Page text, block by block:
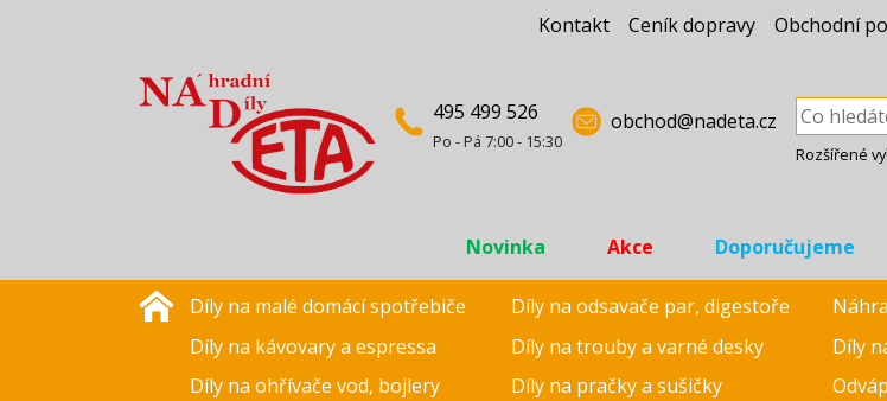
Kontakt Ceník dopravy Obchodní
495 499 526
Po - Pá 7:00 - 15:30
obchod@nadeta.cz
Rozšířené
Novinka Akce Doporučujeme
Díly na malé domácí spotřebiče Díly na odsavače par, digestoře
Díly na kávovary a espressa
Díly na trouby a varné desky Díly
Díly na ohřívače vod, bojlery
Díly na pračky a sušičky